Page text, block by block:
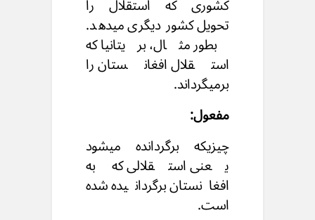
تحویل کشور دیگری میدهد.
بطور مثال، بریتانیا که
استقلال افغانستان را
برمیگرداند.
مفعول:
چیزیکه برگردانده میشود
یعنی استقلالی که به
افغانستان برگردانیده شده
است.